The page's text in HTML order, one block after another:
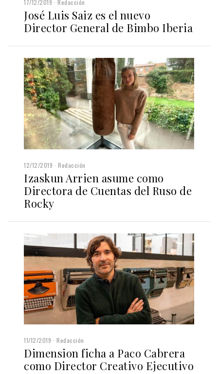
17/12/2019 Redacción
José Luis Saiz es el nuevo
Director General de Bimbo Iberia
12/12/2019 Redacción
Izaskun Arrien asume como
Directora de Cuentas del Ruso de
Rocky
11/12/2019 Redacción
Dimension ficha a Paco Cabrera
como Director Creativo Ejecutivo